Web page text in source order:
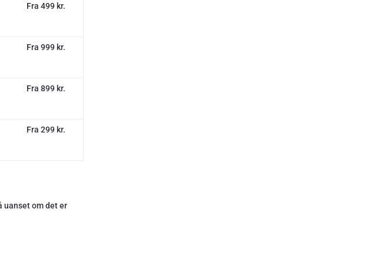
Fra 499 kr.
Fra 999 kr.
Fra 899 kr.
Fra 299 kr.
uanset om det er